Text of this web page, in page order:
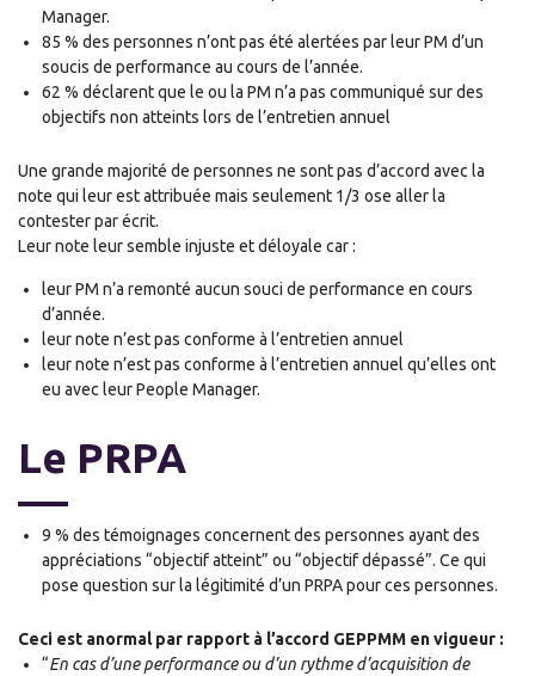
Manager.
85 % des personnes n’ont pas été alertées par leur PM d’un
soucis de performance au cours de l’année.
62 % déclarent que le ou la PM n’a pas communiqué sur des
objectifs non atteints lors de l’entretien annuel
Une grande majorité de personnes ne sont pas d’accord avec la
note qui leur est attribuée mais seulement 1/3 ose aller la
contester par écrit.
Leur note leur semble injuste et déloyale car :
leur PM n’a remonté aucun souci de performance en cours
d’année.
leur note n’est pas conforme à l’entretien annuel
leur note n’est pas conforme à l’entretien annuel qu’elles ont
eu avec leur People Manager.
Le PRPA
9 % des témoignages concernentdes personnes ayant des
appréciations “objectif atteint” ou “objectif dépassé”. Ce qui
pose question sur la légitimité d’un PRPA pour ces personnes.
Ceci est anormal par rapport à l’accord GEPPMM en vigueur :
“En cas d’une performance ou d’un rythme d’acquisition de